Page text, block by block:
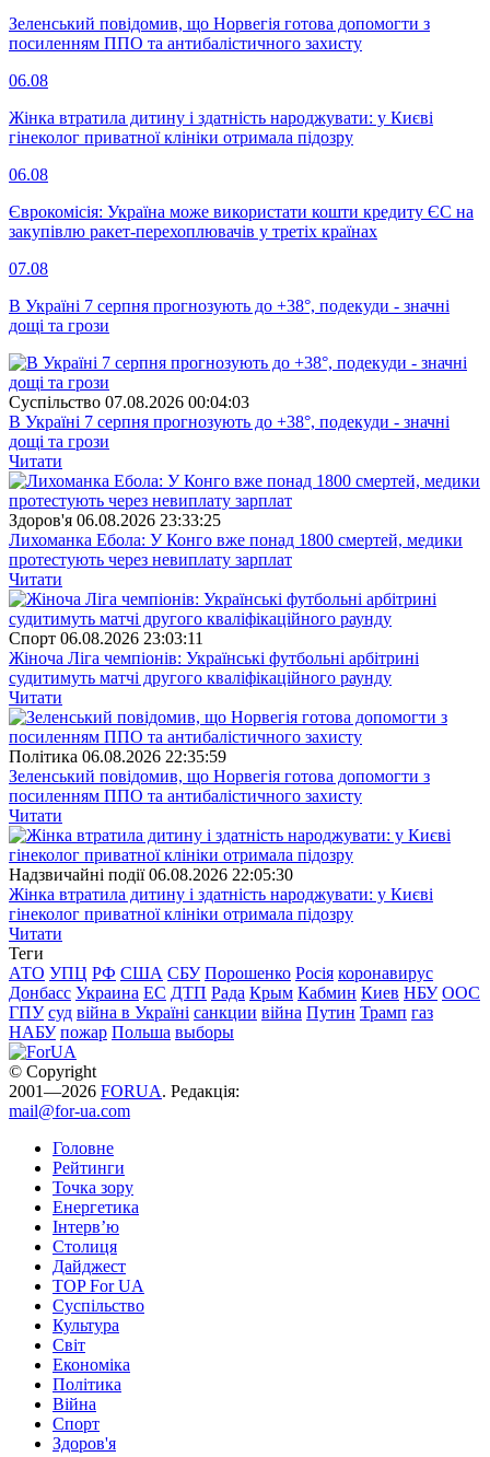
Зеленський повідомив, що Норвегія готова допомогти з
посиленням ППО та антибалістичного захисту
06.08
Жінка втратила дитину і здатність народжувати: у Києві
гінеколог приватної клініки отримала підозру
06.08
Єврокомісія: Україна може використати кошти кредиту ЄС на
закупівлю ракет-перехоплювачів у третіх країнах
07.08
В Україні 7 серпня прогнозують до +38°, подекуди - значні
дощі та грози
Суспiльство 07.08.2026 00:04:03
В Україні 7 серпня прогнозують до +38°, подекуди - значні
дощі та грози
Читати
Здоров'я 06.08.2026 23:33:25
Лихоманка Ебола: У Конго вже понад 1800 смертей, медики
протестують через невиплату зарплат
Читати
Спорт 06.08.2026 23:03:11
Жіноча Ліга чемпіонів: Українські футбольні арбітрині
судитимуть матчі другого кваліфікаційного раунду
Читати
Полiтика 06.08.2026 22:35:59
Зеленський повідомив, що Норвегія готова допомогти з
посиленням ППО та антибалістичного захисту
Читати
Надзвичайні події 06.08.2026 22:05:30
Жінка втратила дитину і здатність народжувати: у Києві
гінеколог приватної клініки отримала підозру
Читати
Теги
АТО УПЦ РФ США СБУ Порошенко Росія коронавирус
Донбасс Украина ЕС ДТП Рада Крым Кабмин Киев НБУ ООС
ГПУ суд війна в Україні санкции війна Путин Трамп газ
НАБУ пожар Польша выборы
© Copyright
2001—2026 FORUA. Редакція:
mail@for-ua.com
Головне
Рейтинги
Точка зору
Енергетика
Інтерв’ю
Столиця
Дайджест
TOP For UA
Суспiльство
Культура
Світ
Економіка
Політика
Війна
Спорт
Здоров'я